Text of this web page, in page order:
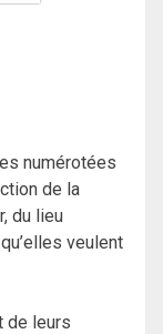
numérotées
de la
du lieu
veulent
de leurs